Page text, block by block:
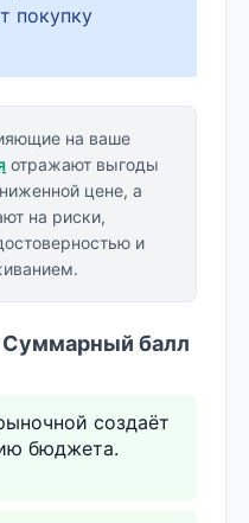
покупку
на ваше
отражают выгоды
цене, а
на риски,
и
балл
создаёт
бюджета.